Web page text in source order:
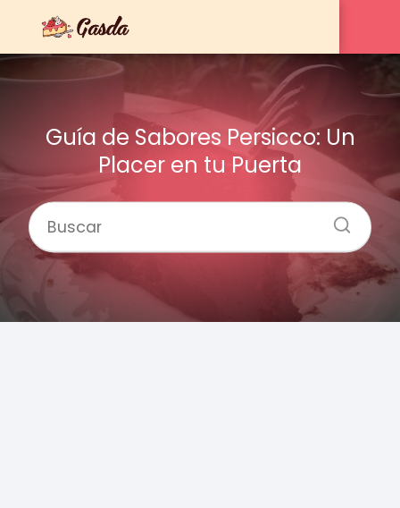
Guía de Sabores Persicco: Un
Placer en tu Puerta